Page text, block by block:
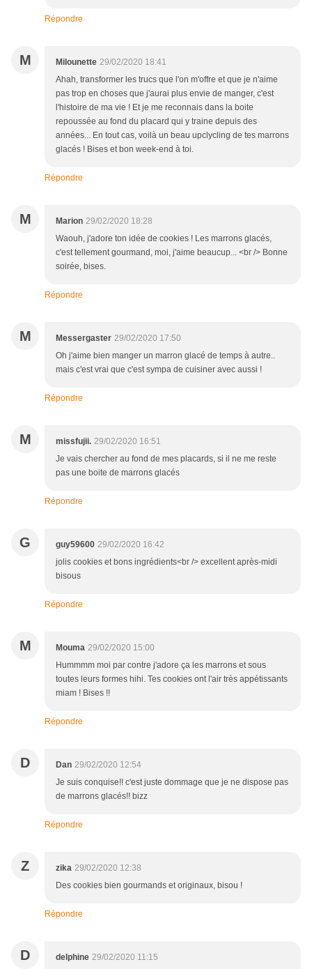
Répondre
M Milounette 29/02/2020 18:41
Ahah, transformer les trucs que l'on m'offre et que je n'aime
pas trop en choses que j'aurai plus envie de manger, c'est
l'histoire de ma vie ! Et je me reconnais dans la boite
repoussée au fond du placard qui y traine depuis des
années... En tout cas, voilà un beau upclycling de tes marrons
glacés ! Bises et bon week-end à toi.
Répondre
M Marion 29/02/2020 18:28
Waouh, j'adore ton idée de cookies ! Les marrons glacés,
c'est tellement gourmand, moi, j'aime beaucup... <br /> Bonne
soirée, bises.
Répondre
M Messergaster 29/02/2020 17:50
Oh j'aime bien manger un marron glacé de temps à autre..
mais c'est vrai que c'est sympa de cuisiner avec aussi !
Répondre
M missfujii. 29/02/2020 16:51
Je vais chercher au fond de mes placards, si il ne me reste
pas une boite de marrons glacés
Répondre
G guy59600 29/02/2020 16:42
jolis cookies et bons ingrédients<br /> excellent après-midi
bisous
Répondre
M Mouma 29/02/2020 15:00
Hummmm moi par contre j'adore ça les marrons et sous
toutes leurs formes hihi. Tes cookies ont l'air très appétissants
miam ! Bises !!
Répondre
D Dan 29/02/2020 12:54
Je suis conquise!! c'est juste dommage que je ne dispose pas
de marrons glacés!! bizz
Répondre
Z zika 29/02/2020 12:38
Des cookies bien gourmands et originaux, bisou !
Répondre
D delphine 29/02/2020 11:15